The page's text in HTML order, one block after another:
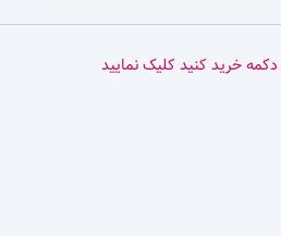
خرید کنید کلیک نمایید